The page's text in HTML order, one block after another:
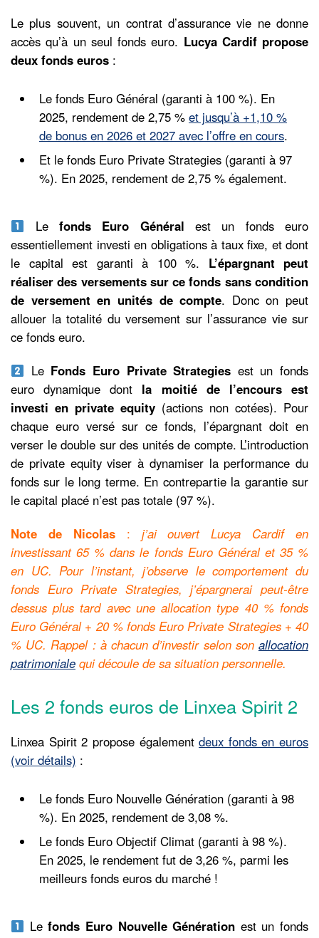
Le plus souvent, un contrat d’assurance vie ne donne
accès qu’à un seul fonds euro. Lucya Cardif propose
deux fonds euros :
Le fonds Euro Général (garanti à 100 %). En
2025, rendement de 2,75 % et jusqu’à +1,10 %
de bonus en 2026 et 2027 avec l’offre en cours.
Et le fonds Euro Private Strategies (garanti à 97
%). En 2025, rendement de 2,75 % également.
Le fonds Euro Général est un fonds euro
essentiellement investi en obligations à taux fixe, et dont
le capital est garanti à 100 %. L’épargnant peut
réaliser des versements sur ce fonds sans condition
de versement en unités de compte. Donc on peut
allouer la totalité du versement sur l’assurance vie sur
ce fonds euro.
Le Fonds Euro Private Strategies est un fonds
euro dynamique dont la moitié de l’encours est
investi en private equity (actions non cotées). Pour
chaque euro versé sur ce fonds, l’épargnant doit en
verser le double sur des unités de compte. L’introduction
de private equity viser à dynamiser la performance du
fonds sur le long terme. En contrepartie la garantie sur
le capital placé n’est pas totale (97 %).
Note de Nicolas: j’ai ouvert Lucya Cardif en
investissant 65 % dans le fonds Euro Général et 35 %
en UC. Pour l’instant, j’observe le comportement du
fonds Euro Private Strategies, j’épargnerai peut-être
dessus plus tard avec une allocation type 40 % fonds
Euro Général + 20 % fonds Euro Private Strategies + 40
% UC. Rappel : à chacun d’investir selon son allocation
patrimoniale qui découle de sa situation personnelle.
Les 2 fonds euros de Linxea Spirit 2
Linxea Spirit 2 propose égalementdeux fonds en euros
(voir détails) :
Le fonds Euro Nouvelle Génération (garanti à 98
%). En 2025, rendement de 3,08 %.
Le fonds Euro Objectif Climat (garanti à 98 %).
En 2025, le rendement fut de 3,26 %, parmi les
meilleurs fonds euros du marché !
Lefonds Euro Nouvelle Génération est un fonds